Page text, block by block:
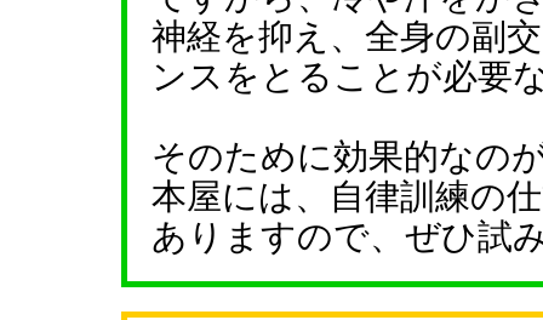
神経を抑え、全身の副
ンスをとることが必要
そのために効果的なの
本屋には、自律訓練の
ありますので、ぜひ試